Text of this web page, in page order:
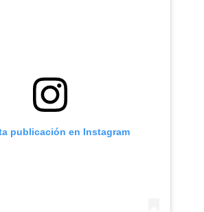
publicación en Instagram